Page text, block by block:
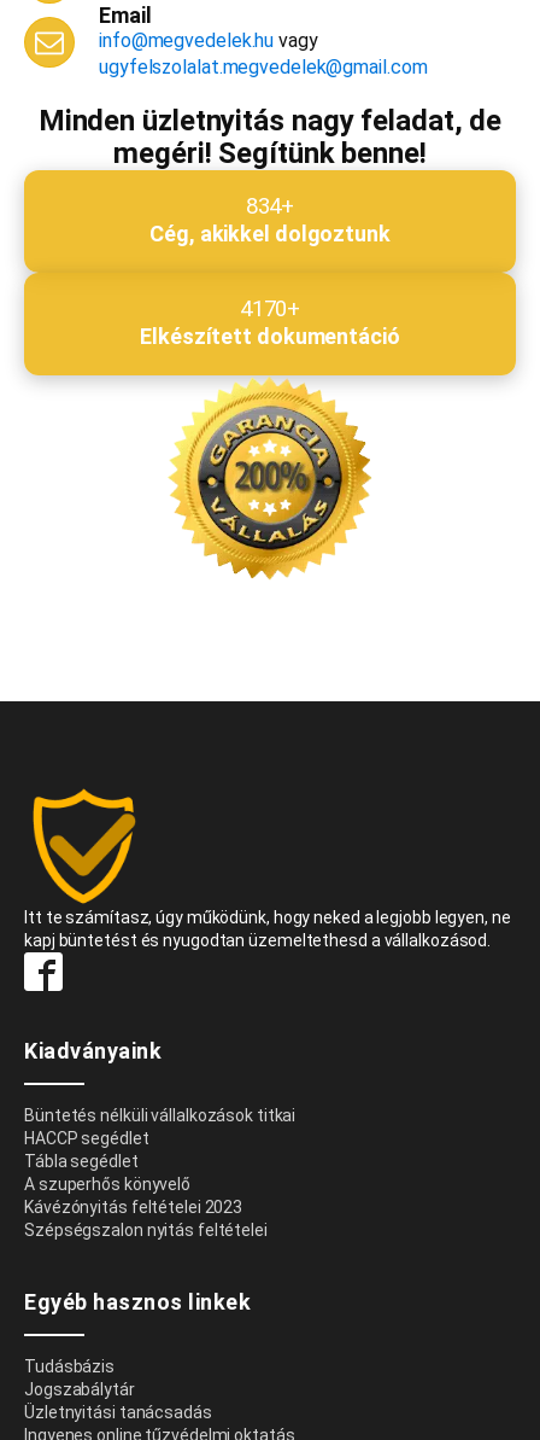
Email cím*
Megjegyzés*
Email
info@megvedelek.hu vagy
ugyfelszolalat.megvedelek@gmail.com
Minden üzletnyitás nagy feladat, de
megéri! Segítünk benne!
834+
Cég, akikkel dolgoztunk
4170+
Elkészített dokumentáció
Itt te számítasz, úgy működünk, hogy neked a legjobb legyen, ne
kapj büntetést és nyugodtan üzemeltethesd a vállalkozásod.
Kiadványaink
Büntetés nélküli vállalkozások titkai
HACCP segédlet
Tábla segédlet
A szuperhős könyvelő
Kávézónyitás feltételei 2023
Szépségszalon nyitás feltételei
Egyéb hasznos linkek
Tudásbázis
Jogszabálytár
Üzletnyitási tanácsadás
Ingyenes online tűzvédelmi oktatás